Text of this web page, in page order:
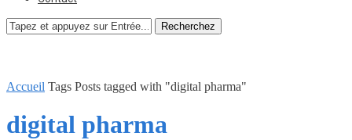
Recherchez
Accueil Tags Posts tagged with "digital pharma"
digital pharma